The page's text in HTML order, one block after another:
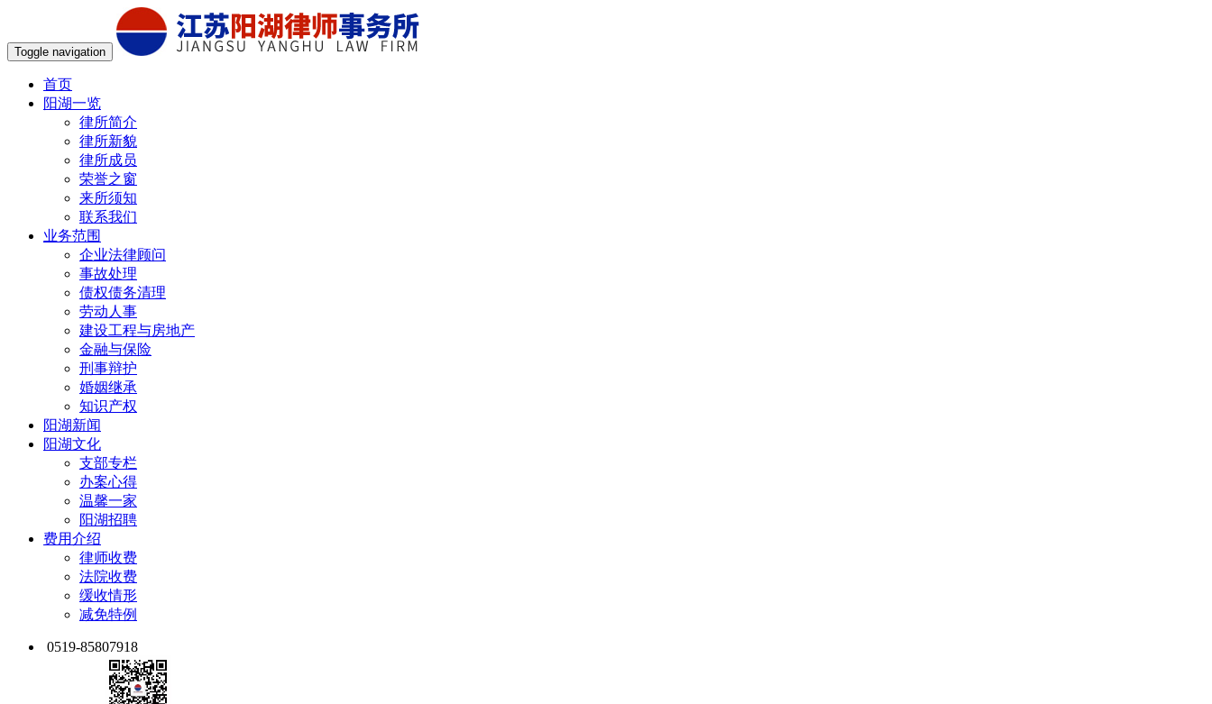
Toggle navigation
首页
阳湖一览
律所简介
律所新貌
律所成员
荣誉之窗
来所须知
联系我们
业务范围
企业法律顾问
事故处理
债权债务清理
劳动人事
建设工程与房地产
金融与保险
刑事辩护
婚姻继承
知识产权
阳湖新闻
阳湖文化
支部专栏
办案心得
温馨一家
阳湖招聘
费用介绍
律师收费
法院收费
缓收情形
减免特例
0519-85807918